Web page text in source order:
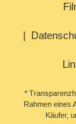
*
Rahmen eines
Käufer,